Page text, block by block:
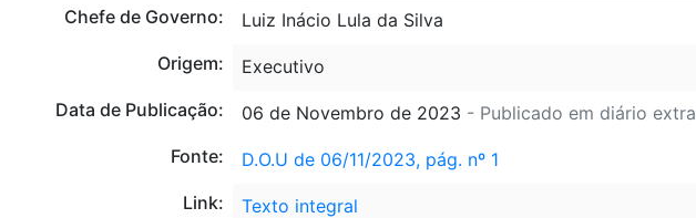
Chefe de Governo:
Luiz Inácio Lula da Silva
Origem:
Executivo
Data de Publicação:
06 de Novembro de 2023 - Publicado em diário extra
Fonte:
D.O.U de 06/11/2023, pág. nº 1
Link:
Texto integral